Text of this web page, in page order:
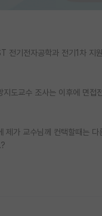
전기전자공학과 전기1차 지
지도교수 조사는 이후에 면접
제가 교수님께 컨택할때는